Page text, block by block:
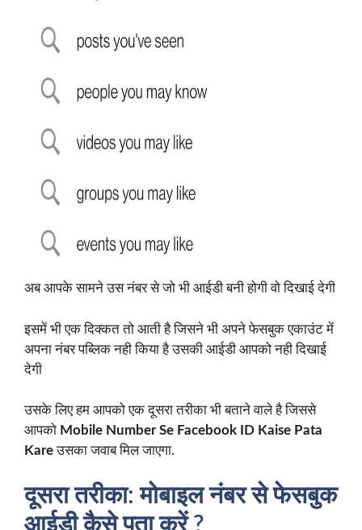
अब आपके सामने उस नंबर से जो भी आईडी बनी होगी वो दिखाई देगी
इसमें भी एक दिक्कत तो आती है जिसने भी अपने फेसबुक एकाउंट में
अपना नंबर पब्लिक नही किया है उसकी आईडी आपको नही दिखाई
देगी
उसके लिए हम आपको एक दूसरा तरीका भी बताने वाले है जिससे
आपको Mobile Number Se Facebook ID Kaise Pata
Kareउसका जवाब मिल जाएगा.
दूसरा तरीका: मोबाइल नंबर से फेसबुक
आईडी कैसे पता करें ?